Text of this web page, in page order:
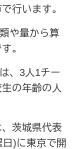
行います。
や量から算
。
、3人1チー
の年齢の人
茨城県代表
)に東京で開